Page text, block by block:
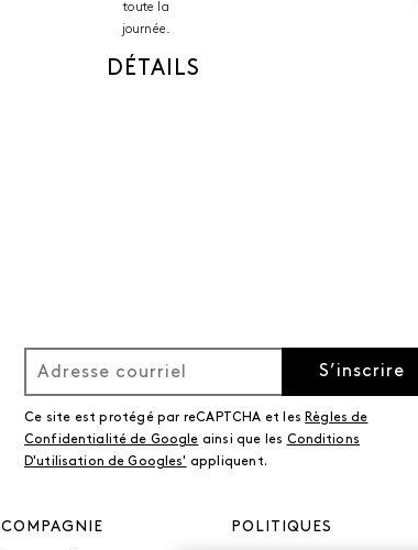
toute la
journée.
DÉTAILS
S’inscrire
Ce site est protégé par reCAPTCHA et les Règles de
Confidentialité de Google ainsi que les Conditions
D'utilisation de Googles' appliquent.
COMPAGNIE
POLITIQUES